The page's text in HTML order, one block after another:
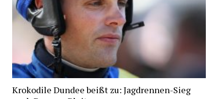
Krokodile Dundee beißt zu: Jagdrennen-Sieg